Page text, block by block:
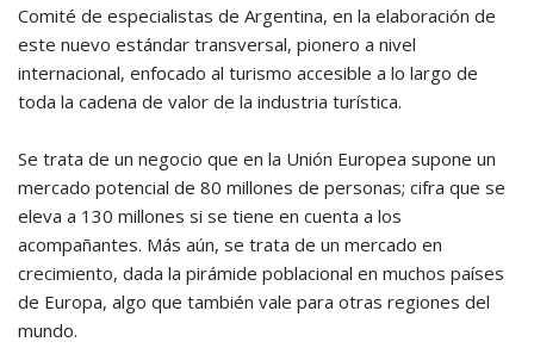
Comité de especialistas de Argentina, en la elaboración de
este nuevo estándar transversal, pionero a nivel
internacional, enfocado al turismo accesible a lo largo de
toda la cadena de valor de la industria turística.
Se trata de un negocio que en la Unión Europea supone un
mercado potencial de 80 millones de personas; cifra que se
eleva a 130 millones si se tiene en cuenta a los
acompañantes. Más aún, se trata de un mercado en
crecimiento, dada la pirámide poblacional en muchos países
de Europa, algo que también vale para otras regiones del
mundo.